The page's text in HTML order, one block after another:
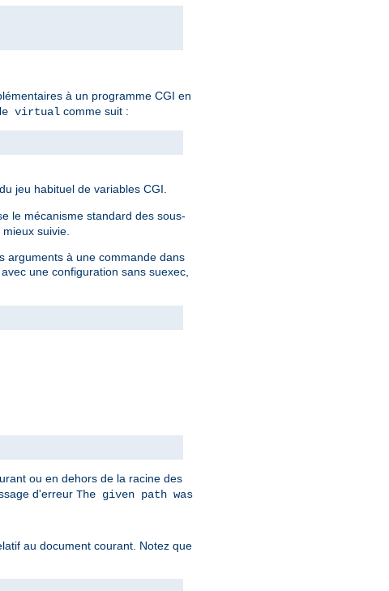
à un programme CGI en
virtual comme suit :
jeu habituel de variables CGI.
le mécanisme standard des sous-
suivie.
arguments à une commande dans
une configuration sans suexec,
ou en dehors de la racine des
d'erreur The given path was
au document courant. Notez que